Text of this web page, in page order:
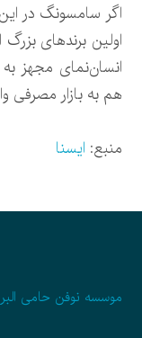
اگر سامسونگ در
اولین برندهای
انسان‌نمای مجهز
هم به بازار مصرفی
منبع: ایسنا
موسسه نوفن حامی